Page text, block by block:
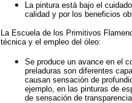
La pintura está bajo el
calidad y por los beneficios
La Escuela de los Primitivos
técnica y el empleo del óleo:
Se produce un avance en el
preladuras son diferentes
causan sensación de
ejemplo, en las pinturas de
de sensación de